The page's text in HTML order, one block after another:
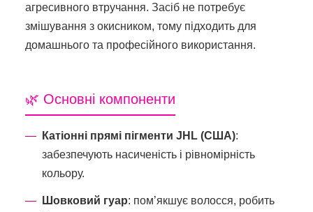
агресивного втручання. Засіб не потребує
змішування з окисником, тому підходить для
домашнього та професійного використання.
🌿 Основні компоненти
Катіонні прямі пігменти JHL (США):
забезпечують насиченість і рівномірність
кольору.
Шовковий гуар: пом’якшує волосся, робить